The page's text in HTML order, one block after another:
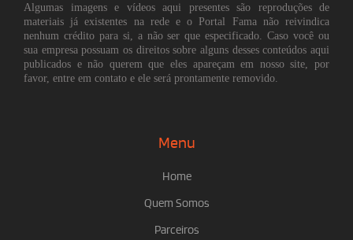
Algumas imagens e vídeos aqui presentes são reproduções de
materiais já existentes na rede e o Portal Fama não reivindica
nenhum crédito para si, a não ser que especificado. Caso você ou
sua empresa possuam os direitos sobre alguns desses conteúdos aqui
publicados e não querem que eles apareçam em nosso site, por
favor, entre em contato e ele será prontamente removido.
Menu
Home
Quem Somos
Parceiros